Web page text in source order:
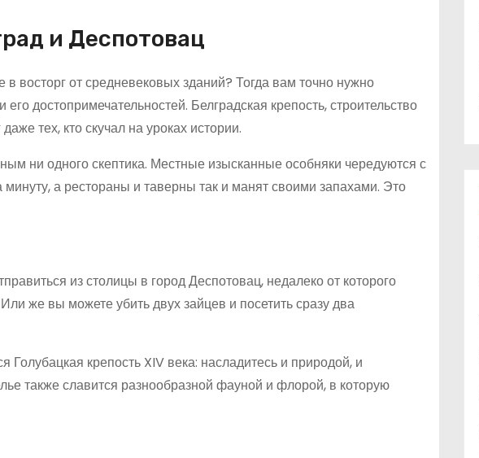
и Деспотовац
восторг от средневековых зданий? Тогда вам точно нужно
достопримечательностей. Белградская крепость, строительство
тех, кто скучал на уроках истории.
ни одного скептика. Местные изысканные особняки чередуются с
а рестораны и таверны так и манят своими запахами. Это
из столицы в город Деспотовац, недалеко от которого
же вы можете убить двух зайцев и посетить сразу два
крепость XIV века: насладитесь и природой, и
также славится разнообразной фауной и флорой, в которую